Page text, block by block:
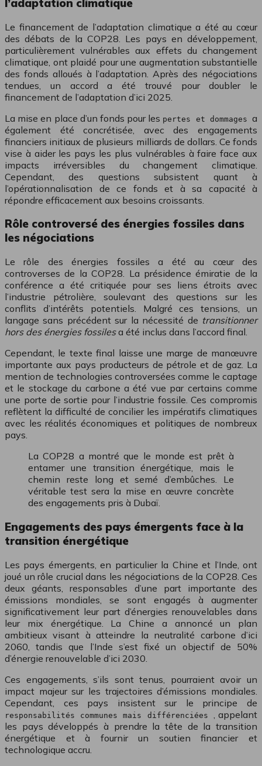
l’adaptation climatique
Le financement de l’adaptation climatique a été au cœur
des débats de la COP28. Les pays en développement,
particulièrement vulnérables aux effets du changement
climatique, ont plaidé pour une augmentation substantielle
des fonds alloués à l’adaptation. Après des négociations
tendues, un accord a été trouvé pour doubler le
financement de l’adaptation d’ici 2025.
La mise en place d’un fonds pour les pertes et dommagesa
également été concrétisée, avec des engagements
financiers initiaux de plusieurs milliards de dollars. Ce fonds
vise à aider les pays les plus vulnérables à faire face aux
impacts irréversibles du changement climatique.
Cependant, des questions subsistent quant à
l’opérationnalisation de ce fonds et à sa capacité à
répondre efficacement aux besoins croissants.
Rôle controversé des énergies fossiles dans
les négociations
Le rôle des énergies fossiles a été au cœur des
controverses de la COP28. La présidence émiratie de la
conférence a été critiquée pour ses liens étroits avec
l’industrie pétrolière, soulevant des questions sur les
conflits d’intérêts potentiels. Malgré ces tensions, un
langage sans précédent sur la nécessité de transitionner
hors des énergies fossilesa été inclus dans l’accord final.
Cependant, le texte final laisse une marge de manœuvre
importante aux pays producteurs de pétrole et de gaz. La
mention de technologies controversées comme le captage
et le stockage du carbone a été vue par certains comme
une porte de sortie pour l’industrie fossile. Ces compromis
reflètent la difficulté de concilier les impératifs climatiques
avec les réalités économiques et politiques de nombreux
pays.
La COP28 a montré que le monde est prêt à
entamer une transition énergétique, mais le
chemin reste long et semé d’embûches. Le
véritable test sera la mise en œuvre concrète
des engagements pris à Dubaï.
Engagements des pays émergents face à la
transition énergétique
Les pays émergents, en particulier la Chine et l’Inde, ont
joué un rôle crucial dans les négociations de la COP28. Ces
deux géants, responsables d’une part importante des
émissions mondiales, se sont engagés à augmenter
significativement leur part d’énergies renouvelables dans
leur mix énergétique. La Chine a annoncé un plan
ambitieux visant à atteindre la neutralité carbone d’ici
2060, tandis que l’Inde s’est fixé un objectif de 50%
d’énergie renouvelable d’ici 2030.
Ces engagements, s’ils sont tenus, pourraient avoir un
impact majeur sur les trajectoires d’émissions mondiales.
Cependant, ces pays insistent sur le principe de
responsabilités communes mais différenciées
, appelant
les pays développés à prendre la tête de la transition
énergétique et à fournir un soutien financier et
technologique accru.